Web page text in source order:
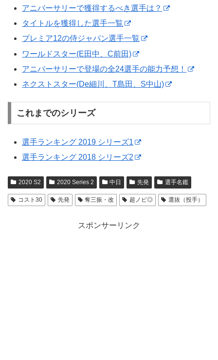
アニバーサリーで獲得するべき選手は？
タイトルを獲得した選手一覧
プレミア12の侍ジャパン選手一覧
ワールドスター(E田中、C前田)
アニバーサリーで登場の全24選手の能力予想！
ネクストスター(De細川、T島田、S中山)
これまでのシリーズ
選手ランキング 2019 シリーズ1
選手ランキング 2018 シリーズ2
2020 S2 2020 Series 2 中日 先発 選手名鑑
コスト30 先発 奪三振・改 超ノビ◎ 選抜（投手）
スポンサーリンク